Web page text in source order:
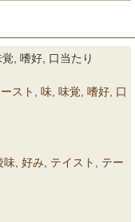
, 嗜好, 口当たり
スト, 味, 味覚, 嗜好, 口
味, 好み, テイスト, テー